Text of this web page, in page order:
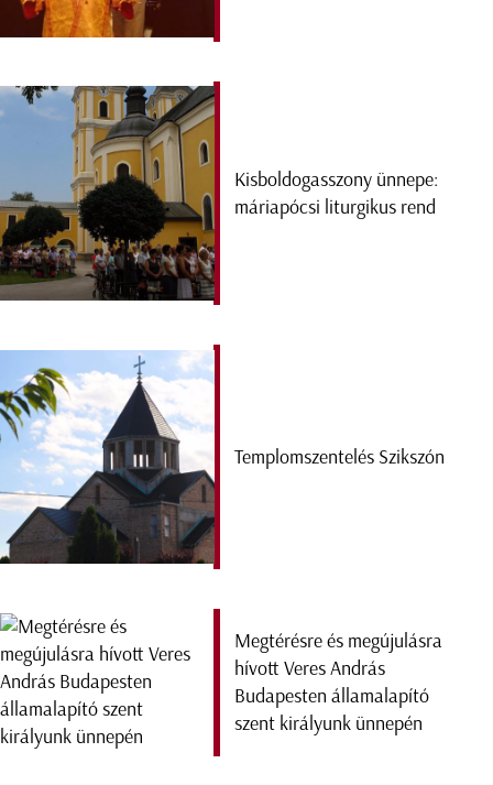
Kisboldogasszony ünnepe:
máriapócsi liturgikus rend
Templomszentelés Szikszón
Megtérésre és megújulásra
hívott Veres András
Budapesten államalapító
szent királyunk ünnepén